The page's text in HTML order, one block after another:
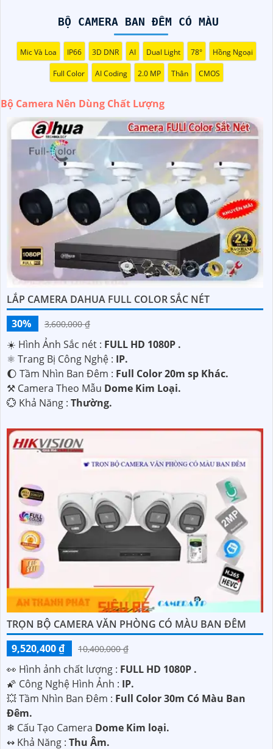
lớn giúp nâng cao khả năng quan sát trong môi trường
Chọn camera có hệ thống chống rung: Hệ thống chống
rung sẽ giúp giảm rung lắc và giữ cho hình ảnh được stabil
trong quá trình quay.
địnhchất lượng sản phẩm, bạn nên chọn camera của các
thương hiệu nổi tiếng và có uy tín trên thị trường.
còn nhiều yếu tố khác cũng ảnh hưởng đến chất lượng
hình ảnh như cảm biến hình ảnh, góc quan sát, khả năng
zoom, và các tính năng bổ sung khác. Trước khi mua bộ
camera, bạn nên tìm hiểu kỹ càng và tham khảo ý kiến từ
người đã sử dụng để chọn được sản phẩm phù hợp nhất
với nhu cầu của mình.
BỘ CAMERA BAN ĐÊM CÓ MÀU
Mic Và Loa IP66 3D DNR AI Dual Light 78° Hồng Ngoại
Full Color AI Coding 2.0 MP Thân CMOS
Bộ Camera Nên Dùng Chất Lượng
LẮP CAMERA DAHUA FULL COLOR SẮC NÉT
30%
3,600,000 ₫
☀️ Hình Ảnh Sắc nét : FULL HD 1080P .
⚛️ Trang Bị Công Nghệ : IP.
🌔 Tầm Nhìn Ban Đêm : Full Color 20m sp Khác.
⚒ Camera Theo Mẫu Dome Kim Loại.
️💮 Khả Năng : Thường.
TRỌN BỘ CAMERA VĂN PHÒNG CÓ MÀU BAN ĐÊM
9,520,400 ₫
10,400,000 ₫
️👀 Hình ảnh chất lượng : FULL HD 1080P .
🌠 Công Nghệ Hình Ảnh : IP.
💥 Tầm Nhìn Ban Đêm : Full Color 30m Có Màu Ban
Ðêm.
❄ Cấu Tạo Camera Dome Kim loại.
️↭ Khả Năng : Thu Âm.